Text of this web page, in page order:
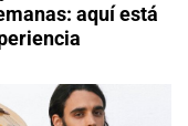
aquí está